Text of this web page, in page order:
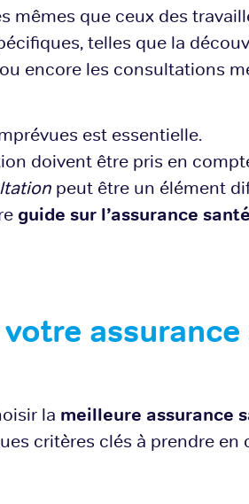
mêmes que ceux des
telles que la
encore les consultations
est essentielle.
doivent être pris en
peut être un élément
guide sur l’assurance
assurance
la meilleure assurance
critères clés à prendre en